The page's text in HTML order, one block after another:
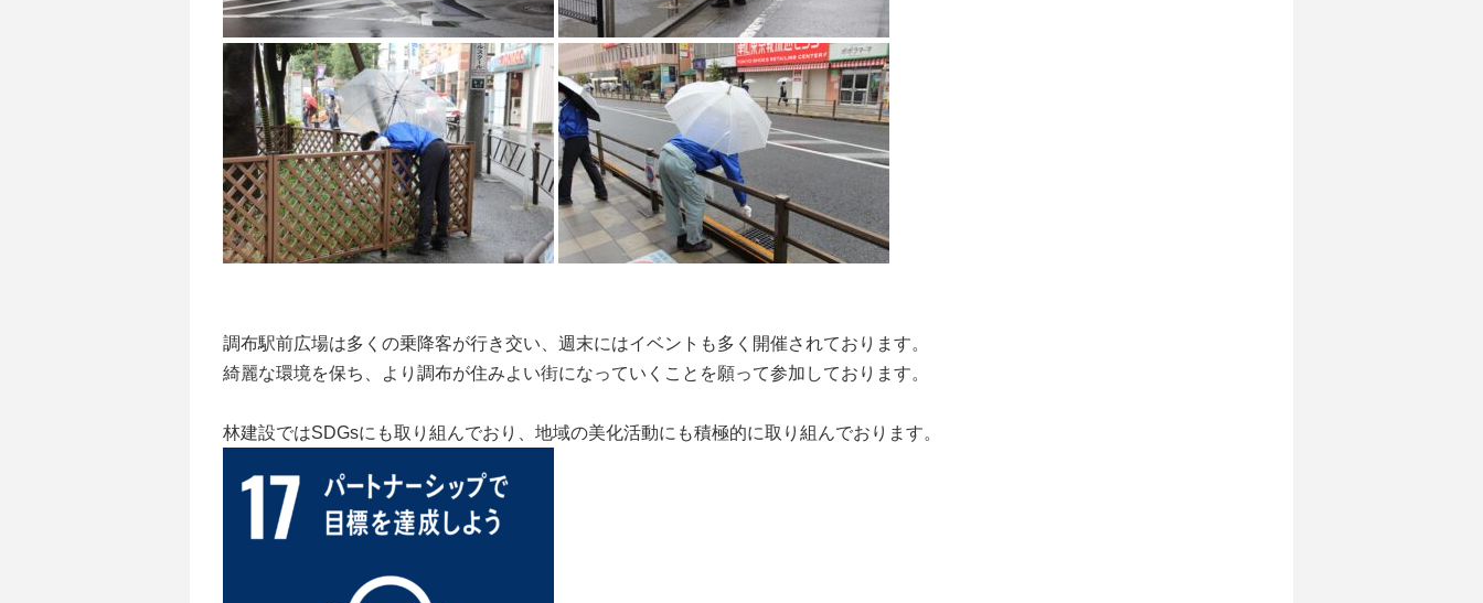
調布駅前広場は多くの乗降客が行き交い、週末にはイベントも多く開催されております。
綺麗な環境を保ち、より調布が住みよい街になっていくことを願って参加しております。
林建設ではSDGsにも取り組んでおり、地域の美化活動にも積極的に取り組んでおります。